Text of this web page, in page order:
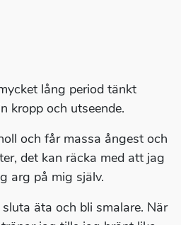
lång period tänkt
kropp och utseende.
och får massa ångest och
det kan räcka med att jag
arg på mig själv.
äta och bli smalare. När